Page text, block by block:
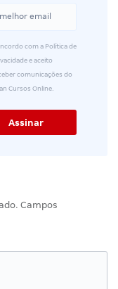
com a Política de
e aceito
comunicações do
Cursos Online.
Campos